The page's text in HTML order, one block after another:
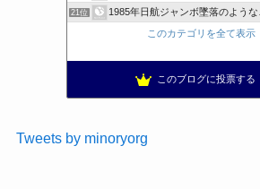
21位 1985年日航ジャンボ墜落のようなことを多
このカテゴリを全て表示
このブログに投票する
Tweets by minoryorg